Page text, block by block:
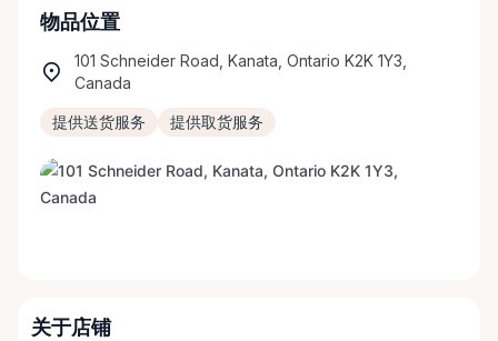
物品位置
101 Schneider Road, Kanata, Ontario K2K 1Y3,
Canada
提供送货服务 提供取货服务
关于店铺